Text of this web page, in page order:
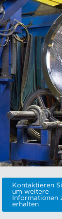
Kontaktieren
um weitere
Informationen
erhalten